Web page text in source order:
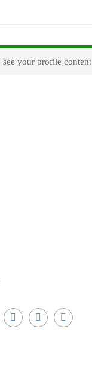
see your profile content